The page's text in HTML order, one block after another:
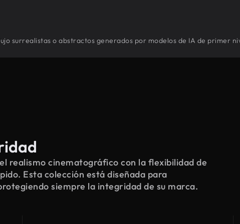
surrealistas o abstractos generados por modelos de IA de primer
realismo cinematográfico con la flexibilidad de
Esta colección está diseñada para
siempre la integridad de su marca.